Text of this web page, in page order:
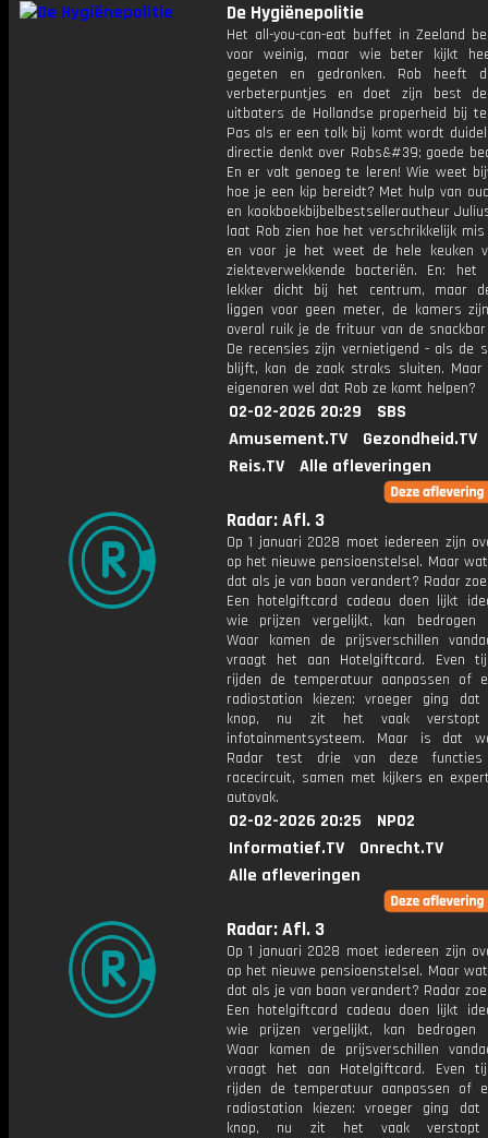
De Hygiënepolitie
Het all-you-can-eat buffet in Zeeland
voor weinig, maar wie beter kijkt
gegeten en gedronken. Rob heeft
verbeterpuntjes en doet zijn best
uitbaters de Hollandse properheid bij
Pas als er een tolk bij komt wordt
directie denkt over Robs&#39; goede
En er valt genoeg te leren! Wie weet
hoe je een kip bereidt? Met hulp van
en kookboekbijbelbestsellerautheur
laat Rob zien hoe het verschrikkelijk
en voor je het weet de hele keuken
ziekteverwekkende bacteriën. En:
lekker dicht bij het centrum, maar
liggen voor geen meter, de kamers
overal ruik je de frituur van de snackbar
De recensies zijn vernietigend - als de
blijft, kan de zaak straks sluiten.
eigenaren wel dat Rob ze komt helpen?
02-02-2026 20:29
SBS
Amusement.TV
Gezondheid.TV
Reis.TV
Alle afleveringen
Radar: Afl. 3
Op 1 januari 2028 moet iedereen zijn
op het nieuwe pensioenstelsel. Maar
dat als je van baan verandert? Radar
Een hotelgiftcard cadeau doen lijkt
wie prijzen vergelijkt, kan bedrogen
Waar komen de prijsverschillen
vraagt het aan Hotelgiftcard. Even
rijden de temperatuur aanpassen of
radiostation kiezen: vroeger ging
knop, nu zit het vaak
infotainmentsysteem. Maar is dat
Radar test drie van deze
racecircuit, samen met kijkers en
autovak.
02-02-2026 20:25
NPO2
Informatief.TV
Onrecht.TV
Alle afleveringen
Radar: Afl. 3
Op 1 januari 2028 moet iedereen zijn
op het nieuwe pensioenstelsel. Maar
dat als je van baan verandert? Radar
Een hotelgiftcard cadeau doen lijkt
wie prijzen vergelijkt, kan bedrogen
Waar komen de prijsverschillen
vraagt het aan Hotelgiftcard. Even
rijden de temperatuur aanpassen of
radiostation kiezen: vroeger ging
knop, nu zit het vaak